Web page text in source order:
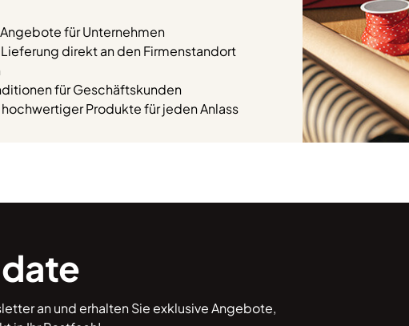
für Unternehmen
direkt an den Firmenstandort
für Geschäftskunden
Produkte für jeden Anlass
an und erhalten Sie exklusive Angebote,